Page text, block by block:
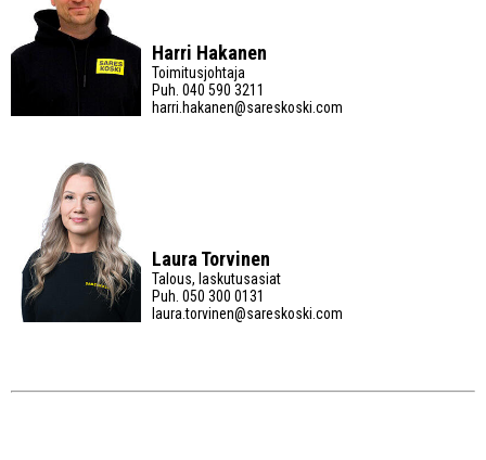
Harri Hakanen
Toimitusjohtaja
Puh. 040 590 3211
harri.hakanen@sareskoski.com
Laura Torvinen
Talous, laskutusasiat
Puh. 050 300 0131
laura.torvinen@sareskoski.com